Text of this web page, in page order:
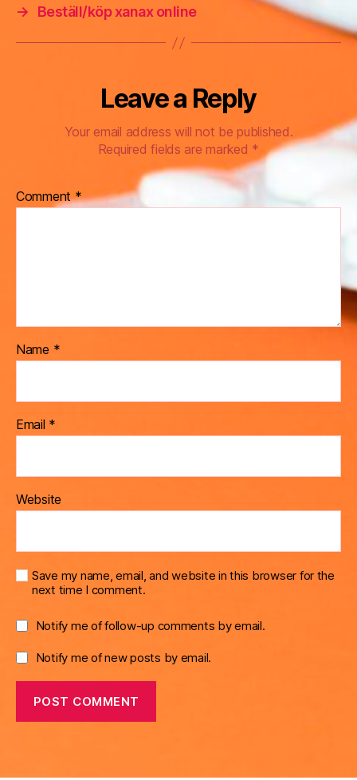
→
Beställ/köp xanax online
Leave a Reply
Your email address will not be published.
Required fields are marked *
Comment*
Name *
Email *
Website
Save my name, email, and website in this browser for the
next time I comment.
Notify me of follow-up comments by email.
Notify me of new posts by email.